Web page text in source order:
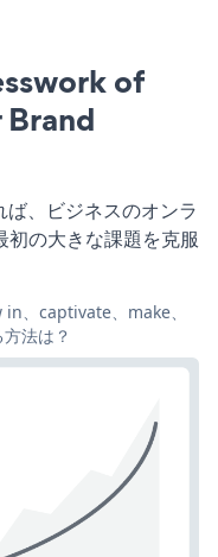
of
、ビジネスのオンラ
初の大きな課題を克服
、captivate、make、
法は？